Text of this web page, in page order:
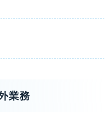
業務